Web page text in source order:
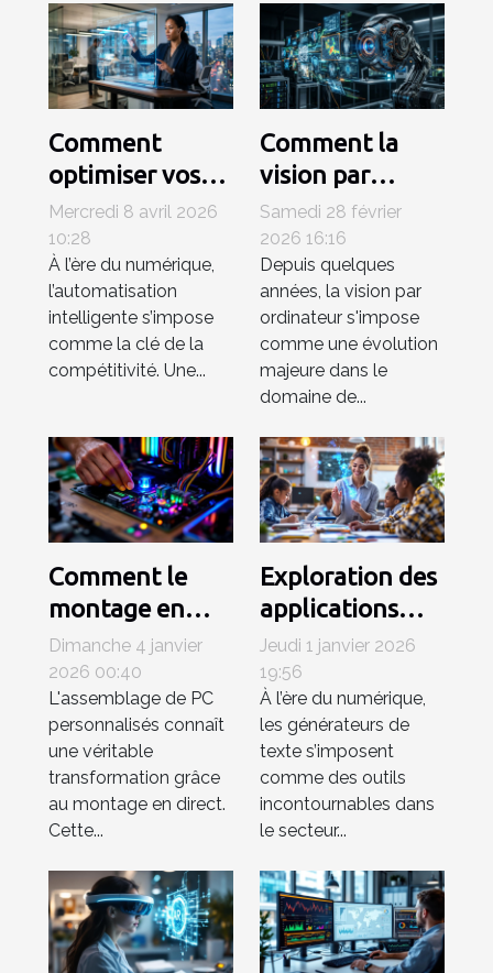
Comment
optimiser vos
processus
professionnels
avec une
plateforme d'IA
intégrée ?
Mercredi 8 avril 2026
10:28
À l’ère du numérique,
l’automatisation
intelligente s’impose
comme la clé de la
compétitivité. Une...
Comment la
vision par
ordinateur
révolutionne-t-
elle l'analyse
d'images ?
Samedi 28 février
2026 16:16
Depuis quelques
années, la vision par
ordinateur s'impose
comme une évolution
majeure dans le
domaine de...
Comment le
montage en
direct
révolutionne
l'assemblage
des PC
personnalisés ?
Dimanche 4 janvier
2026 00:40
L'assemblage de PC
personnalisés connaît
une véritable
transformation grâce
au montage en direct.
Cette...
Exploration des
applications
pratiques des
générateurs de
texte dans
l'éducation
Jeudi 1 janvier 2026
19:56
À l’ère du numérique,
les générateurs de
texte s’imposent
comme des outils
incontournables dans
le secteur...